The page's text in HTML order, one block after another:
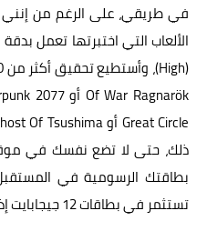
ذلك، حتى لا تضع نفسك في
بطاقتك الرسومية في
تستثمر في بطاقات 12 جيجابايت إذا كان الأمر ممكنًا لك.